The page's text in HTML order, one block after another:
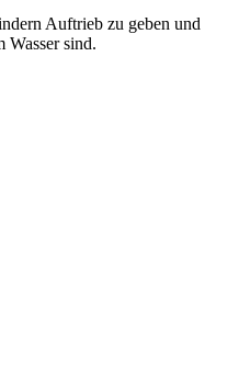
Auftrieb zu geben und
sind.